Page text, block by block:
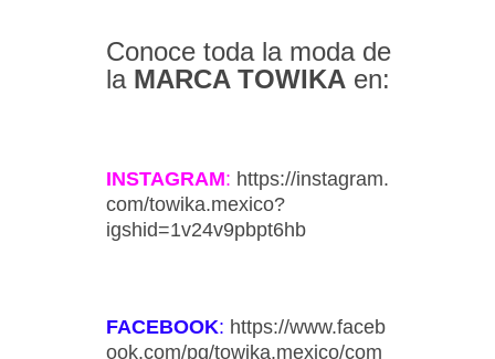
Conoce toda la moda de
la MARCA TOWIKA en:
INSTAGRAM: https://instagram.
com/towika.mexico?
igshid=1v24v9pbpt6hb
FACEBOOK: https://www.faceb
ook.com/pg/towika.mexico/com